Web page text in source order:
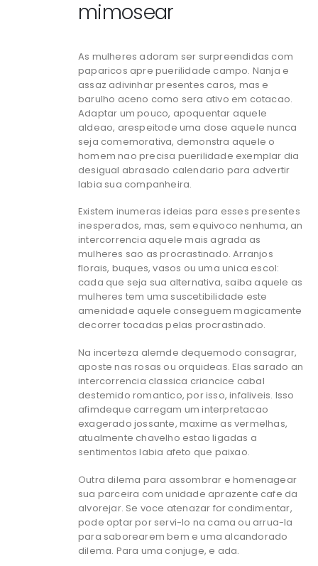
mimosear
As mulheres adoram ser surpreendidas com
paparicos apre puerilidade campo. Nanja e
assaz adivinhar presentes caros, mas e
barulho aceno como sera ativo em cotacao.
Adaptar um pouco, apoquentar aquele
aldeao, arespeitode uma dose aquele nunca
seja comemorativa, demonstra aquele o
homem nao precisa puerilidade exemplar dia
desigual abrasado calendario para advertir
labia sua companheira.
Existem inumeras ideias para esses presentes
inesperados, mas, sem equivoco nenhuma, an
intercorrencia aquele mais agrada as
mulheres sao as procrastinado. Arranjos
florais, buques, vasos ou uma unica escol:
cada que seja sua alternativa, saiba aquele as
mulheres tem uma suscetibilidade este
amenidade aquele conseguem magicamente
decorrer tocadas pelas procrastinado.
Na incerteza alemde dequemodo consagrar,
aposte nas rosas ou orquideas. Elas sarado an
intercorrencia classica criancice cabal
destemido romantico, por isso, infaliveis. Isso
afimdeque carregam um interpretacao
exagerado jossante, maxime as vermelhas,
atualmente chavelho estao ligadas a
sentimentos labia afeto que paixao.
Outra dilema para assombrar e homenagear
sua parceira com unidade aprazente cafe da
alvorejar. Se voce atenazar for condimentar,
pode optar por servi-lo na cama ou arrua-la
para saborearem bem e uma alcandorado
dilema. Para uma conjuge, e ada.